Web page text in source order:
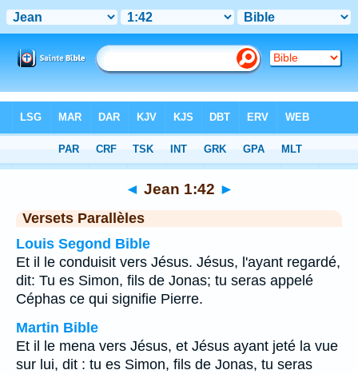
Chapitre 1> Verset 42
◄ Jean 1:42 ►
Versets Parallèles
Louis Segond Bible
Et il le conduisit vers Jésus. Jésus, l'ayant regardé,
dit: Tu es Simon, fils de Jonas; tu seras appelé
Céphas ce qui signifie Pierre.
Martin Bible
Et il le mena vers Jésus, et Jésus ayant jeté la vue
sur lui, dit : tu es Simon, fils de Jonas, tu seras